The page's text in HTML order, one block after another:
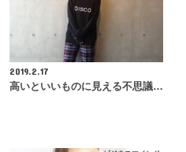
2019.2.17
高いといいものに見える不思議…